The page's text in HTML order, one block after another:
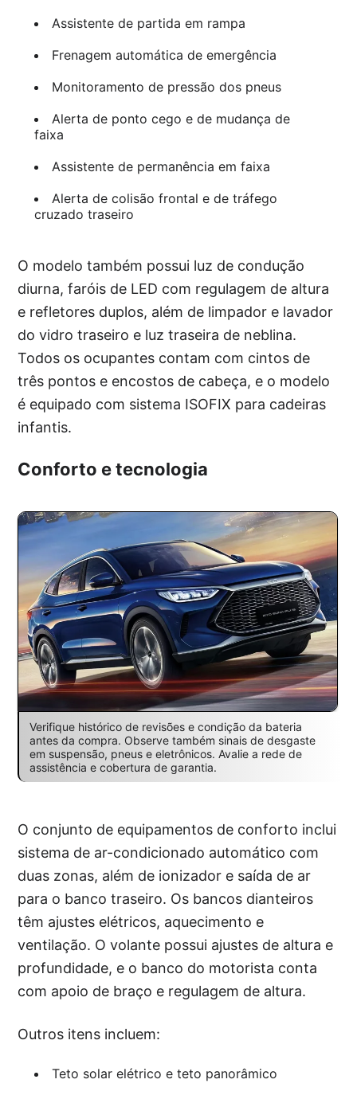
Assistente de partida em rampa
Frenagem automática de emergência
Monitoramento de pressão dos pneus
Alerta de ponto cego e de mudança de
faixa
Assistente de permanência em faixa
Alerta de colisão frontal e de tráfego
cruzado traseiro
O modelo também possui luz de condução
diurna, faróis de LED com regulagem de altura
e refletores duplos, além de limpador e lavador
do vidro traseiro e luz traseira de neblina.
Todos os ocupantes contam com cintos de
três pontos e encostos de cabeça, e o modelo
é equipado com sistema ISOFIX para cadeiras
infantis.
Conforto e tecnologia
Verifique histórico de revisões e condição da bateria
antes da compra. Observe também sinais de desgaste
em suspensão, pneus e eletrônicos. Avalie a rede de
assistência e cobertura de garantia.
O conjunto de equipamentos de conforto inclui
sistema de ar-condicionado automático com
duas zonas, além de ionizador e saída de ar
para o banco traseiro. Os bancos dianteiros
têm ajustes elétricos, aquecimento e
ventilação. O volante possui ajustes de altura e
profundidade, e o banco do motorista conta
com apoio de braço e regulagem de altura.
Outros itens incluem:
Teto solar elétrico e teto panorâmico